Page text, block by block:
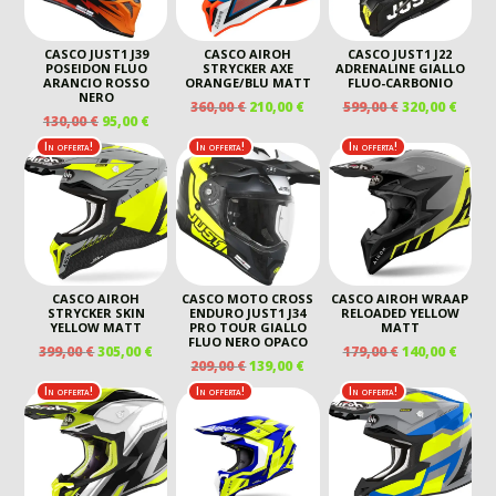
CASCO JUST1 J39
POSEIDON FLUO
ARANCIO ROSSO
NERO
130,00€ IL
PREZZO
ORIGINALE
ERA:
130,00 €.
95,00€IL
PREZZO
ATTUALE
È:
95,00 €.
CASCO AIROH
STRYCKER AXE
ORANGE/BLU MATT
360,00€ IL
ORIGINALE
ERA:
360,00 €.
210,00€IL
ATTUALE
È:
210,00 €.
CASCO JUST1 J22
ADRENALINE GIALLO
FLUO-CARBONIO
599,00€ IL
ORIGINALE
ERA:
599,00 €.
320,00€IL
È:
In offerta!
CASCO AIROH
STRYCKER SKIN
YELLOW MATT
399,00€IL
ORIGINALE
ERA:
399,00 €.
305,00€IL
PREZZO
ATTUALE
È:
305,00 €.
In offerta!
CASCO MOTO CROSS
ENDURO JUST1 J34
PRO TOUR GIALLO
FLUO NERO OPACO
209,00€IL
PREZZO
ORIGINALE
ERA:
209,00 €.
139,00€IL
PREZZO
ATTUALE
In offerta!
CASCO AIROH WRAAP
RELOADED YELLOW
MATT
179,00€ IL
ORIGINALE
ERA:
179,00 €.
140,00€IL
È:
In offerta! In offerta! In offerta!